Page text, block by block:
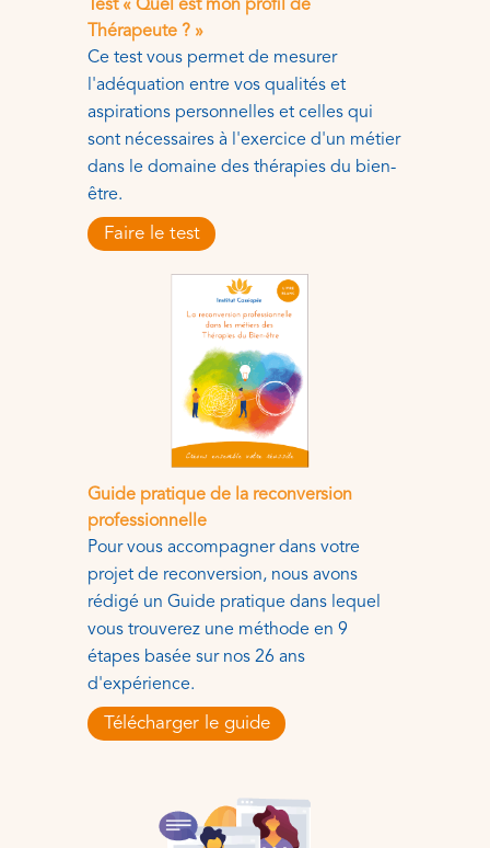
Test « Quel est mon profil de
Thérapeute ? »
Ce test vous permet de mesurer
l'adéquation entre vos qualités et
aspirations personnelles et celles qui
sont nécessaires à l'exercice d'un métier
dans le domaine des thérapies du bien-
être.
Faire le test
Guide pratique de la reconversion
professionnelle
Pour vous accompagner dans votre
projet de reconversion, nous avons
rédigé un Guide pratique dans lequel
vous trouverez une méthode en 9
étapes basée sur nos 26 ans
d'expérience.
Télécharger le guide